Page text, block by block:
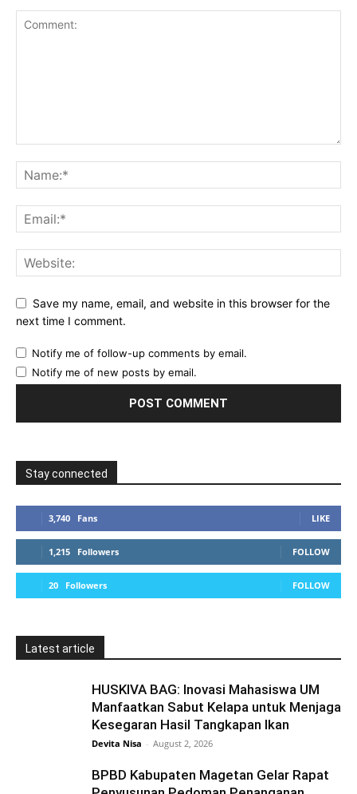
Save my name, email, and website in this browser for the
next time I comment.
Notify me of follow-up comments by email.
Notify me of new posts by email.
Stay connected
3,740 Fans LIKE
1,215 Followers FOLLOW
20 Followers FOLLOW
Latest article
HUSKIVA BAG: Inovasi Mahasiswa UM
Manfaatkan Sabut Kelapa untuk Menjaga
Kesegaran Hasil Tangkapan Ikan
Devita Nisa - August 2, 2026
BPBD Kabupaten Magetan Gelar Rapat